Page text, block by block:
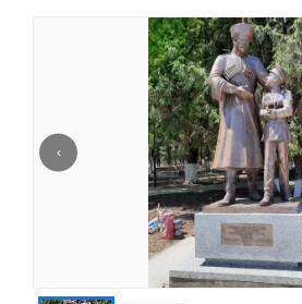
Политика конфиденциальности
Портфолио
‹